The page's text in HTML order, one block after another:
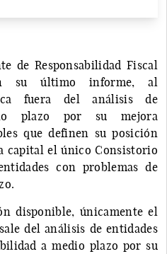
de Responsabilidad Fiscal
su último informe, al
fuera del análisis de
plazo por su mejora
que definen su posición
capital el único Consistorio
con problemas de
disponible, únicamente el
del análisis de entidades
a medio plazo por su